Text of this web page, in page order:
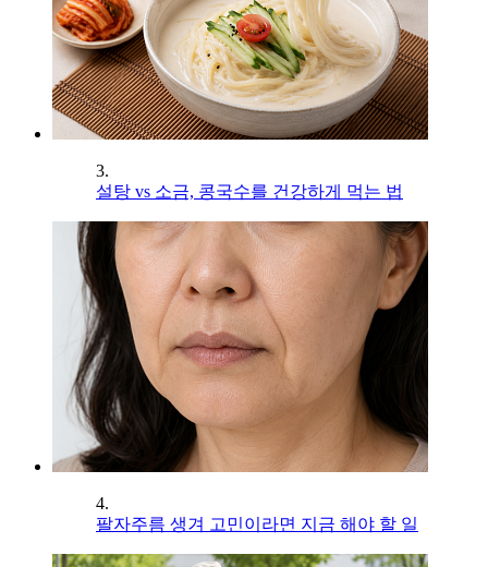
3.
설탕 vs 소금, 콩국수를 건강하게 먹는 법
4.
팔자주름 생겨 고민이라면 지금 해야 할 일